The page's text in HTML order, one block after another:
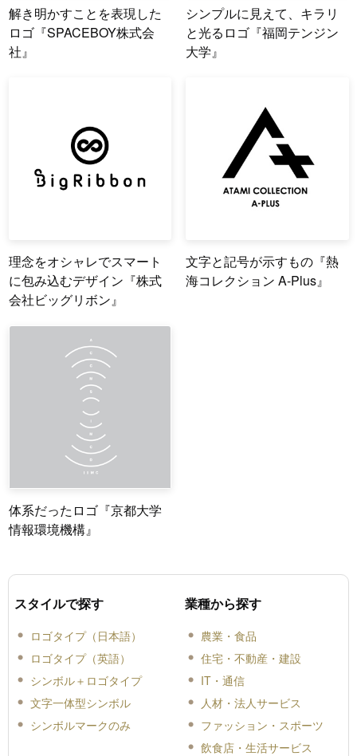
解き明かすことを表現した
ロゴ『SPACEBOY株式会
社』
シンプルに見えて、キラリ
と光るロゴ『福岡テンジン
大学』
理念をオシャレでスマート
に包み込むデザイン『株式
会社ビッグリボン』
文字と記号が示すもの『熱
海コレクション A-Plus』
体系だったロゴ『京都大学
情報環境機構』
スタイルで探す
ロゴタイプ（日本語）
ロゴタイプ（英語）
シンボル＋ロゴタイプ
文字一体型シンボル
シンボルマークのみ
業種から探す
農業・食品
住宅・不動産・建設
IT・通信
人材・法人サービス
ファッション・スポーツ
飲食店・生活サービス